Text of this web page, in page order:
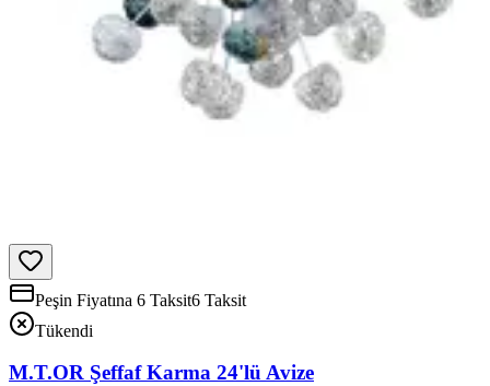
Peşin Fiyatına 6 Taksit6 Taksit
Tükendi
M.T.OR Şeffaf Karma 24'lü Avize